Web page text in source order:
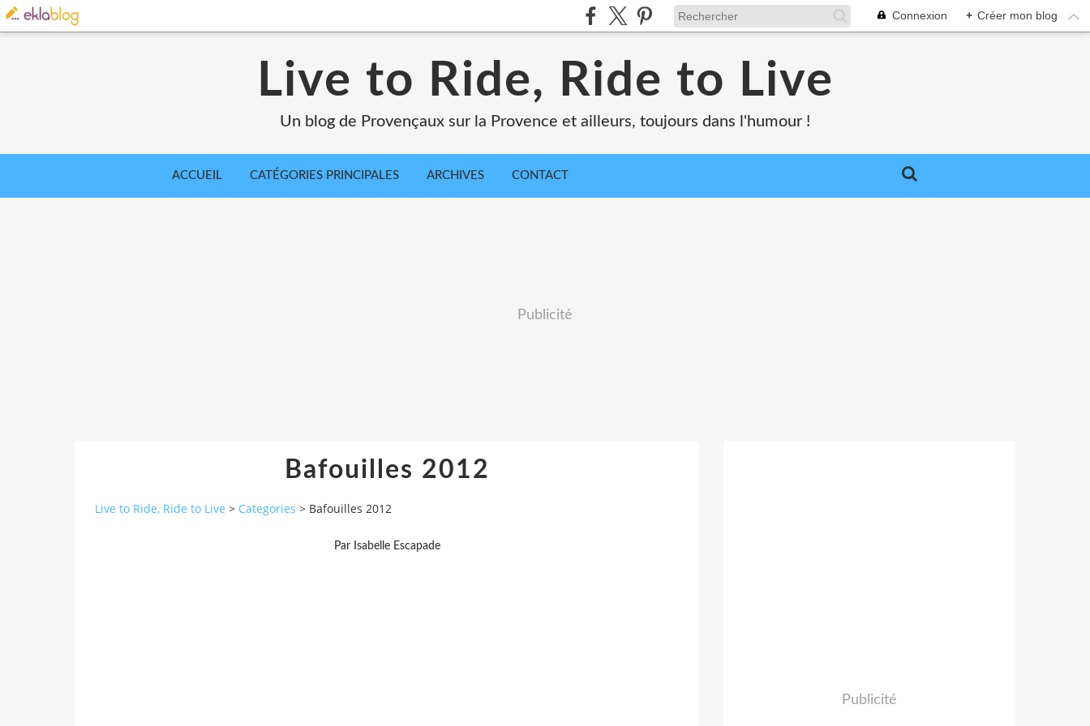
Connexion + Créer mon blog
Live to Ride, Ride to Live
Un blog de Provençaux sur la Provence et ailleurs, toujours dans l'humour !
ACCUEIL CATÉGORIES PRINCIPALES ARCHIVES CONTACT
Publicité
Bafouilles 2012
Live to Ride, Ride to Live > Categories > Bafouilles 2012
Par Isabelle Escapade
Publicité